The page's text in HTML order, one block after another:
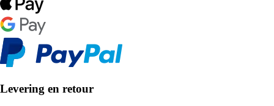
Levering en retour